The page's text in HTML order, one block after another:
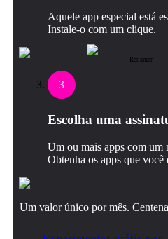
Aquele app especial está
Instale‑o com um clique.
Renamer
3
Escolha uma
Um ou mais apps com um
Obtenha os apps que você
Um valor único por mês.